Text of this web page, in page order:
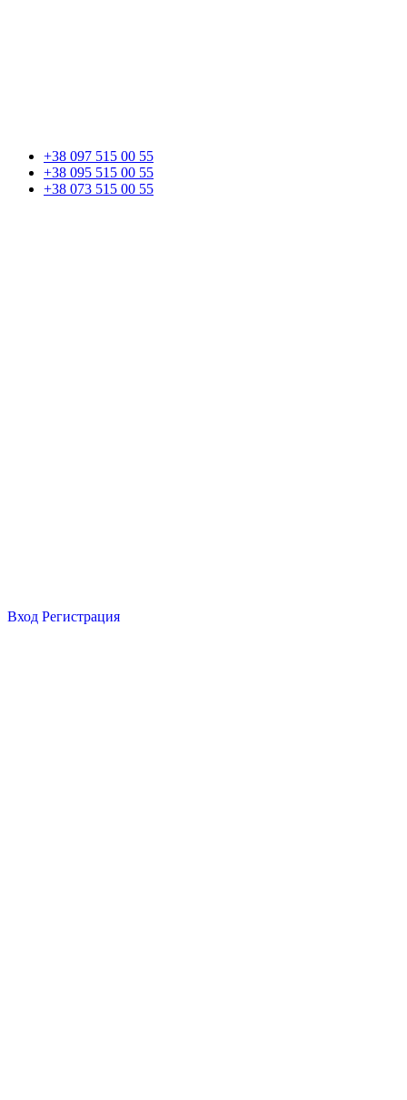
+38 097 515 00 55
+38 095 515 00 55
+38 073 515 00 55
Вход Регистрация